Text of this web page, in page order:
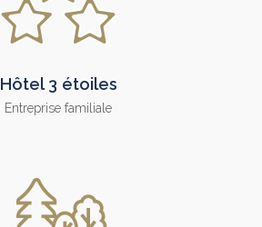
Hôtel 3 étoiles
Entreprise familiale